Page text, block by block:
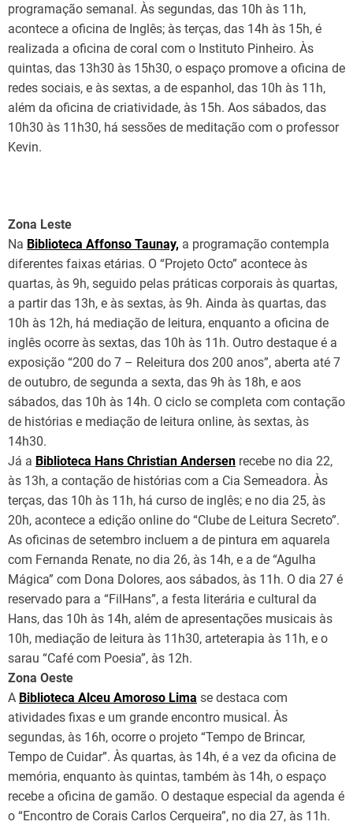
programação semanal. Às segundas, das 10h às 11h,
acontece a oficina de Inglês; às terças, das 14h às 15h, é
realizada a oficina de coral com o Instituto Pinheiro. Às
quintas, das 13h30 às 15h30, o espaço promove a oficina de
redes sociais, e às sextas, a de espanhol, das 10h às 11h,
além da oficina de criatividade, às 15h. Aos sábados, das
10h30 às 11h30, há sessões de meditação com o professor
Kevin.
Zona Leste
Na Biblioteca Affonso Taunay, a programação contempla
diferentes faixas etárias. O “Projeto Octo” acontece às
quartas, às 9h, seguido pelas práticas corporais às quartas,
a partir das 13h, e às sextas, às 9h. Ainda às quartas, das
10h às 12h, há mediação de leitura, enquanto a oficina de
inglês ocorre às sextas, das 10h às 11h. Outro destaque é a
exposição “200 do 7 – Releitura dos 200 anos”, aberta até 7
de outubro, de segunda a sexta, das 9h às 18h, e aos
sábados, das 10h às 14h. O ciclo se completa com contação
de histórias e mediação de leitura online, às sextas, às
14h30.
Já a Biblioteca Hans Christian Andersen recebe no dia 22,
às 13h, a contação de histórias com a Cia Semeadora. Às
terças, das 10h às 11h, há curso de inglês; e no dia 25, às
20h, acontece a edição online do “Clube de Leitura Secreto”.
As oficinas de setembro incluem a de pintura em aquarela
com Fernanda Renate, no dia 26, às 14h, e a de “Agulha
Mágica” com Dona Dolores, aos sábados, às 11h. O dia 27 é
reservado para a “FilHans”, a festa literária e cultural da
Hans, das 10h às 14h, além de apresentações musicais às
10h, mediação de leitura às 11h30, arteterapia às 11h, e o
sarau “Café com Poesia”, às 12h.
Zona Oeste
A Biblioteca Alceu Amoroso Lima se destaca com
atividades fixas e um grande encontro musical. Às
segundas, às 16h, ocorre o projeto “Tempo de Brincar,
Tempo de Cuidar”. Às quartas, às 14h, é a vez da oficina de
memória, enquanto às quintas, também às 14h, o espaço
recebe a oficina de gamão. O destaque especial da agenda é
o “Encontro de Corais Carlos Cerqueira”, no dia 27, às 11h.